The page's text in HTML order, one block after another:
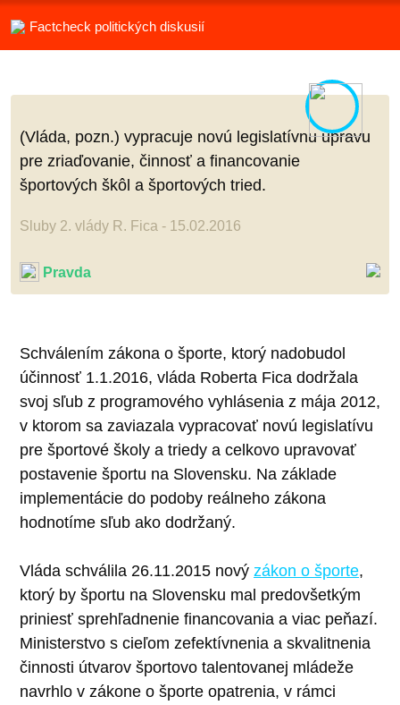
Factcheck politických diskusií
(Vláda, pozn.) vypracuje novú legislatívnu úpravu
pre zriaďovanie, činnosť a financovanie
športových škôl a športových tried.
Sluby 2. vlády R. Fica - 15.02.2016
Pravda
Schválením zákona o športe, ktorý nadobudol
účinnosť 1.1.2016, vláda Roberta Fica dodržala
svoj sľub z programového vyhlásenia z mája 2012,
v ktorom sa zaviazala vypracovať novú legislatívu
pre športové školy a triedy a celkovo upravovať
postavenie športu na Slovensku. Na základe
implementácie do podoby reálneho zákona
hodnotíme sľub ako dodržaný.
Vláda schválila 26.11.2015 nový zákon o športe,
ktorý by športu na Slovensku mal predovšetkým
priniesť sprehľadnenie financovania a viac peňazí.
Ministerstvo s cieľom zefektívnenia a skvalitnenia
činnosti útvarov športovo talentovanej mládeže
navrhlo v zákone o športe opatrenia, v rámci